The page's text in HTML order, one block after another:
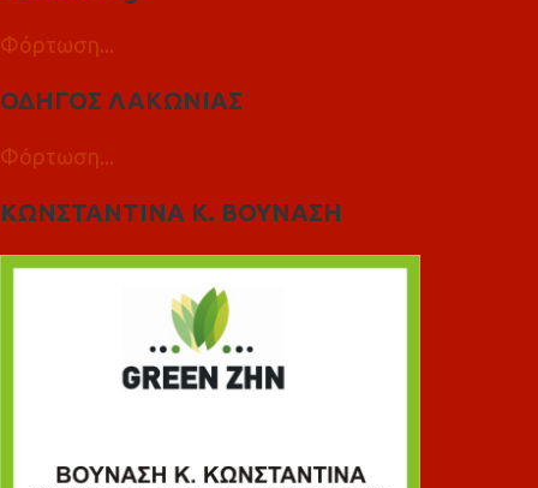
Φόρτωση...
ΟΔΗΓΟΣ ΛΑΚΩΝΙΑΣ
Φόρτωση...
ΚΩΝΣΤΑΝΤΙΝΑ Κ. ΒΟΥΝΑΣΗ